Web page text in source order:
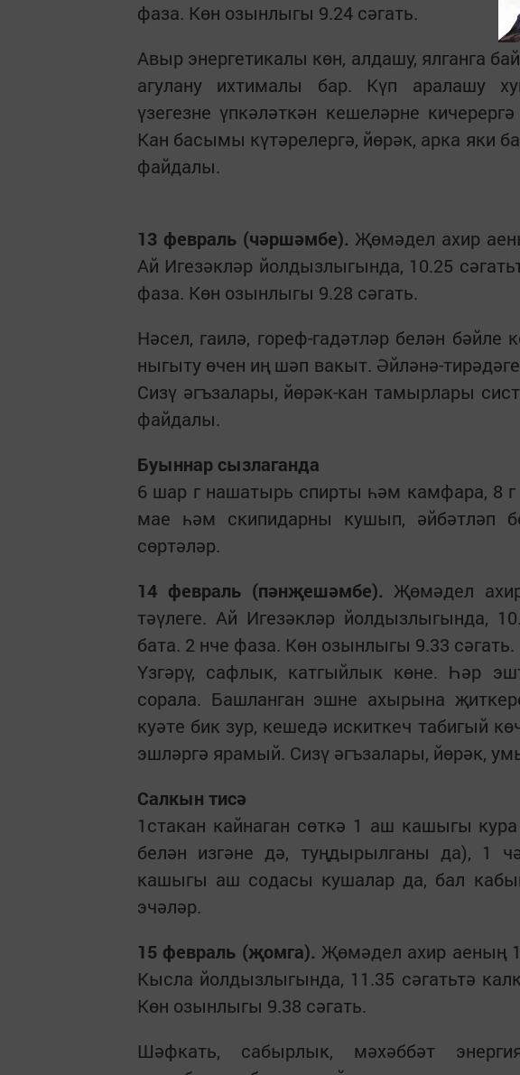
фаза. Көн озынлыгы 9.24 сәгать.
Авыр энергетикалы көн, алдашу, ялганга
агулану ихтималы бар. Күп аралашу
үзегезне үпкәләткән кешеләрне
Кан басымы күтәрелергә, йөрәк, арка яки
файдалы.
13 февраль (чәршәмбе). Җөмәдел ахир
Ай Игезәкләр йолдызлыгында, 10.25
фаза. Көн озынлыгы 9.28 сәгать.
Нәсел, гаилә, гореф-гадәтләр белән бәйле
ныгыту өчен иң шәп вакыт. Әйләнә-
Сизү әгъзалары, йөрәк-кан тамырлары
файдалы.
Буыннар сызлаганда
6 шар г нашатырь спирты һәм камфара, 8
мае һәм скипидарны кушып, әйбәтләп
сөртәләр.
14 февраль (пәнҗешәмбе). Җөмәдел
тәүлеге. Ай Игезәкләр йолдызлыгында,
бата. 2 нче фаза. Көн озынлыгы 9.33 сәгать.
Үзгәрү, сафлык, катгыйлык көне. Һәр
сорала. Башланган эшне ахырына
куәте бик зур, кешедә искиткеч табигый
эшләргә ярамый. Сизү әгъзалары, йөрәк,
Салкын тисә
1стакан кайнаган сөткә 1 аш кашыгы
белән изгәне дә, туңдырылганы да), 1
кашыгы аш содасы кушалар да, бал
эчәләр.
15 февраль (җомга). Җөмәдел ахир аеның
Кысла йолдызлыгында, 11.35 сәгатьтә
Көн озынлыгы 9.38 сәгать.
Шәфкать, сабырлык, мәхәббәт